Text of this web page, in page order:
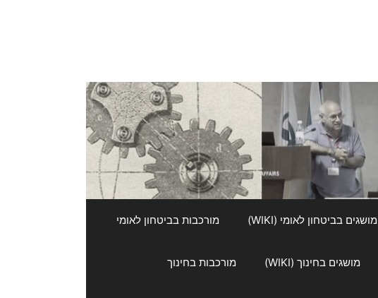
מושגים בביטחון לאומי (WIKI) מורכבות בביטחון לאומי
מושגים בחינוך (WIKI) מורכבות בחינוך